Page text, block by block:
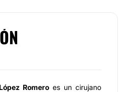
Romeroes un cirujano